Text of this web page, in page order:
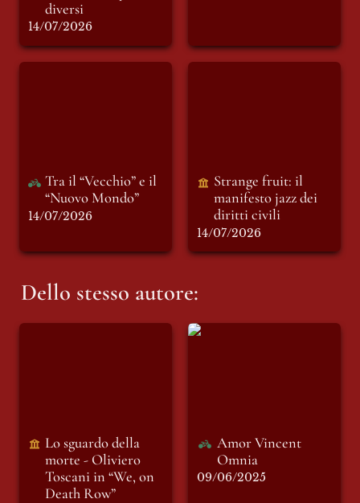
diversi
14/07/2026
Tra il “Vecchio” e il
Tra il “Vecchio” e il
“Nuovo Mondo”
14/07/2026
Strange fruit: il
Strange fruit: il
manifesto jazz dei
diritti civili
14/07/2026
Dello stesso autore:
Lo sguardo della
morte - Oliviero
Toscani in “We, on
Death Row”
Amor Vincent
Amor Vincent
Omnia
09/06/2025